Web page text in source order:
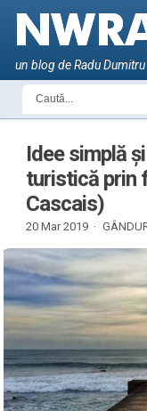
un blog de Radu Dumitru
Idee simplă
turistică prin
Cascais)
20 Mar 2019 ·